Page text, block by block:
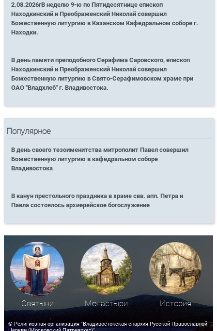
2.08.2026гВ неделю 9-ю по Пятидесятнице епископ
Находкинский и Преображенский Николай совершил
Божественную литургию в Казанском Кафедральном соборе г.
Находки.
В день памяти преподобного Серафима Саровского, епископ
Находкинский и Преображенский Николай совершил
Божественную литургию в Свято-Серафимовском храме при
ОАО "Владхлеб" г. Владивостока.
Популярное
В день своего тезоименитства митрополит Павел совершил
Божественную литургию в кафедральном соборе
Владивостока
В канун престольного праздника в храме свв. апп. Петра и
Павла состоялось архиерейское богослужение
Святыни Монастыри История
© Религиозная организация "Владивостокская епархия Русской Православной